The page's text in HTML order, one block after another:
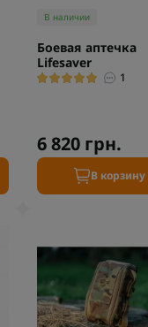
В наличии
Боевая аптечка
Lifesaver
1
6 820 грн.
В корзину